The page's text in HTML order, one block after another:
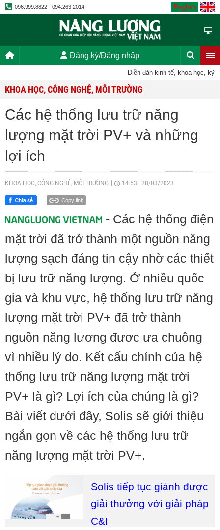
096.999.8822 - 094.263.2014 English
Đăng ký/Đăng nhập
Diễn đàn kinh tế, khoa học, kỹ
KHOA HỌC, CÔNG NGHỆ, MÔI TRƯỜNG
Các hệ thống lưu trữ năng
lượng mặt trời PV+ và những
lợi ích
KHOA HỌC, CÔNG NGHỆ, MÔI TRƯỜNG 14:53 28/03/2023
Copy link
- Các hệ thống điện
mặt trời đã trở thành một nguồn năng
lượng sạch đáng tin cậy nhờ các thiết
bị lưu trữ năng lượng. Ở nhiều quốc
gia và khu vực, hệ thống lưu trữ năng
lượng mặt trời PV+ đã trở thành
nguồn năng lượng được ưa chuộng
vì nhiều lý do. Kết cấu chính của hệ
thống lưu trữ năng lượng mặt trời
PV+ là gì? Lợi ích của chúng là gì?
Bài viết dưới đây, Solis sẽ giới thiệu
ngắn gọn về các hệ thống lưu trữ
năng lượng mặt trời PV+.
Solis tiếp tục giành được
giải thưởng với giải pháp
C&I